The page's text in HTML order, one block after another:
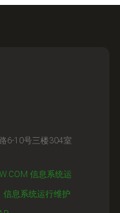
6-10号三楼304室
信息系统运
信息系统运行维护